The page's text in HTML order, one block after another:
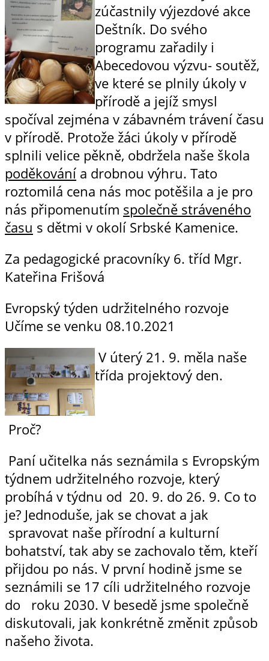
zúčastnily výjezdové akce
Deštník. Do svého
programu zařadily i
Abecedovou výzvu- soutěž,
ve které se plnily úkoly v
přírodě a jejíž smysl
spočíval zejména v zábavném trávení času
v přírodě. Protože žáci úkoly v přírodě
splnili velice pěkně, obdržela naše škola
poděkování a drobnou výhru. Tato
roztomilá cena nás moc potěšila a je pro
nás připomenutím společně stráveného
času s dětmi v okolí Srbské Kamenice.
Za pedagogické pracovníky 6. tříd Mgr.
Kateřina Frišová
Evropský týden udržitelného rozvoje
Učíme se venku 08.10.2021
V úterý 21. 9. měla naše
třída projektový den.
Paní učitelka nás seznámila s Evropským
týdnem udržitelného rozvoje, který
probíhá v týdnu od 20. 9. do 26. 9. Co to
je? Jednoduše, jak se chovat a jak
spravovat naše přírodní a kulturní
bohatství, tak aby se zachovalo těm, kteří
přijdou po nás. V první hodině jsme se
seznámili se 17 cíli udržitelného rozvoje
do roku 2030. V besedě jsme společně
diskutovali, jak konkrétně změnit způsob
našeho života.